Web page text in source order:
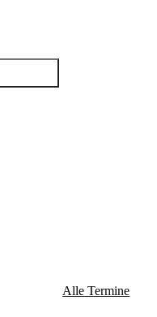
Alle Termine